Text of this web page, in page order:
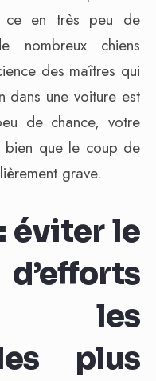
ce en très peu de
nombreux chiens
des maîtres qui
dans une voiture est
de chance, votre
bien que le coup de
grave.
éviter le
les
plus